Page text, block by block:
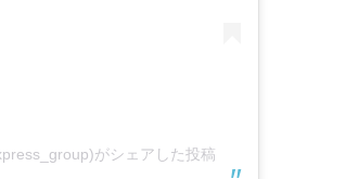
がシェアした投稿